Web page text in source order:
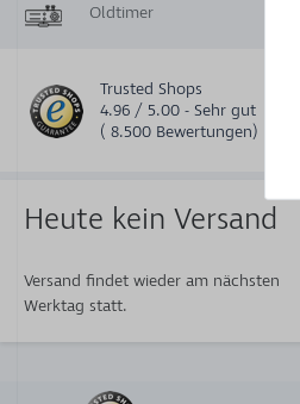
Oldtimer
Trusted Shops
4.96 / 5.00 - Sehr gut
( 8.500 Bewertungen)
Heute kein Versand
Versand findet wieder am nächsten
Werktag statt.